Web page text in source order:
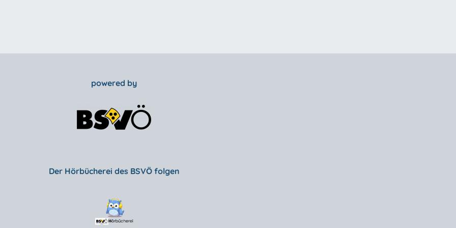
powered by
Der Hörbücherei des BSVÖ folgen